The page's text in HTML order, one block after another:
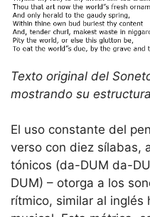
Texto original del
mostrando su estructura
El uso constante del
verso con diez sílabas,
tónicos (da-DUM da-
DUM) – otorga a los
rítmico, similar al